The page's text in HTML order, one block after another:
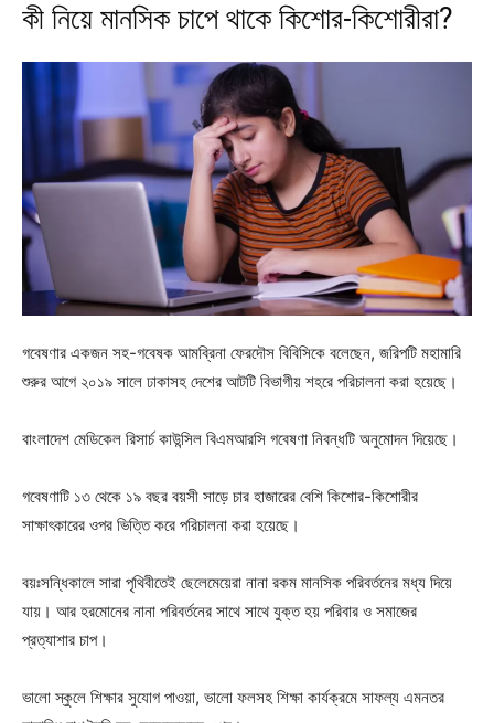
কী নিয়ে মানসিক চাপে থাকে কিশোর-কিশোরীরা?
গবেষণার একজন সহ-গবেষক আমব্রিনা ফেরদৌস বিবিসিকে বলেছেন, জরিপটি মহামারি
শুরুর আগে ২০১৯ সালে ঢাকাসহ দেশের আটটি বিভাগীয় শহরে পরিচালনা করা হয়েছে।
বাংলাদেশ মেডিকেল রিসার্চ কাউন্সিল বিএমআরসি গবেষণা নিবন্ধটি অনুমোদন দিয়েছে।
গবেষণাটি ১৩ থেকে ১৯ বছর বয়সী সাড়ে চার হাজারের বেশি কিশোর-কিশোরীর
সাক্ষাৎকারের ওপর ভিত্তি করে পরিচালনা করা হয়েছে।
বয়ঃসন্ধিকালে সারা পৃথিবীতেই ছেলেমেয়েরা নানা রকম মানসিক পরিবর্তনের মধ্য দিয়ে
যায়। আর হরমোনের নানা পরিবর্তনের সাথে সাথে যুক্ত হয় পরিবার ও সমাজের
প্রত্যাশার চাপ।
ভালো স্কুলে শিক্ষার সুযোগ পাওয়া, ভালো ফলসহ শিক্ষা কার্যক্রমে সাফল্য এমনতর